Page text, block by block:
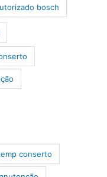
bosch
conserto